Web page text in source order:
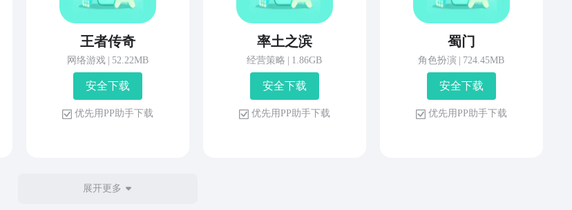
王者传奇
网络游戏 52.22MB
安 全 下 载
优 先 用 P P 助 手 下 载
率土之滨
经营策略 1.86GB
安 全 下 载
优 先 用 P P 助 手 下 载
蜀门
角色扮演 724.45MB
安 全 下 载
优 先 用 P P 助 手 下 载
展开更多